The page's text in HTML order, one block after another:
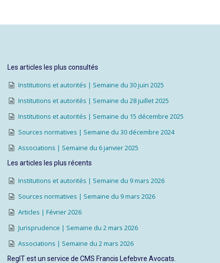
Les articles les plus consultés
Institutions et autorités | Semaine du 30 juin 2025
Institutions et autorités | Semaine du 28 juillet 2025
Institutions et autorités | Semaine du 15 décembre 2025
Sources normatives | Semaine du 30 décembre 2024
Associations | Semaine du 6 janvier 2025
Les articles les plus récents
Institutions et autorités | Semaine du 9 mars 2026
Sources normatives | Semaine du 9 mars 2026
Articles | Février 2026
Jurisprudence | Semaine du 2 mars 2026
Associations | Semaine du 2 mars 2026
RegIT est un service de CMS Francis Lefebvre Avocats.